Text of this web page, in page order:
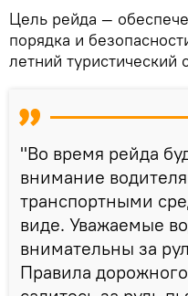
Цель рейда —
порядка и
летний туристический
"Во время рейда
внимание
транспортными
виде. Уважаемые
внимательны за
Правила